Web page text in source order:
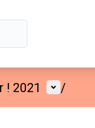
! 2021 Menu
/